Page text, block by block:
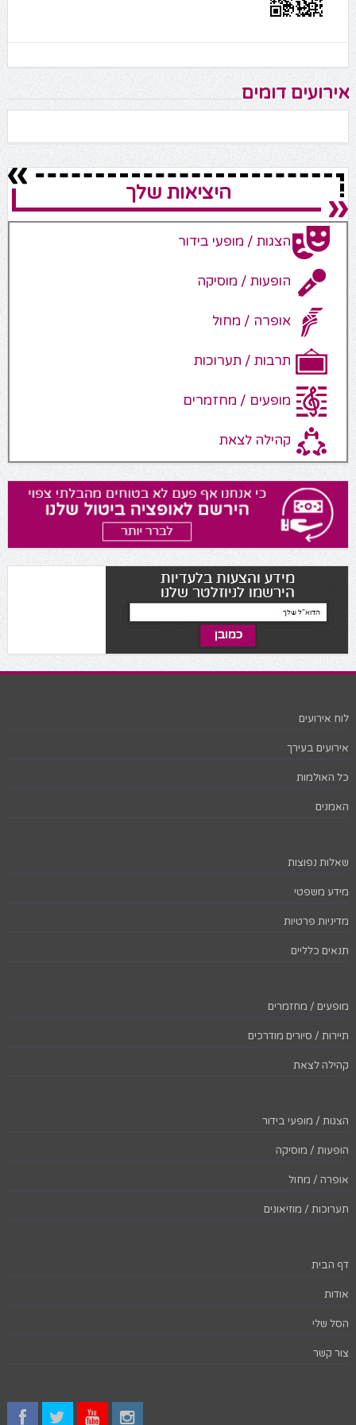
אירועים דומים
היציאות שלך
הצגות / מופעי בידור
הופעות / מוסיקה
אופרה / מחול
תרבות / תערוכות
מופעים / מחזמרים
קהילה לצאת
לוח אירועים
אירועים בעירך
כל האולמות
האמנים
שאלות נפוצות
מידע משפטי
מדיניות פרטיות
תנאים כלליים
מופעים / מחזמרים
תיירות / סיורים מודרכים
קהילה לצאת
הצגות / מופעי בידור
הופעות / מוסיקה
אופרה / מחול
תערוכות / מוזיאונים
דף הבית
אודות
הסל שלי
צור קשר